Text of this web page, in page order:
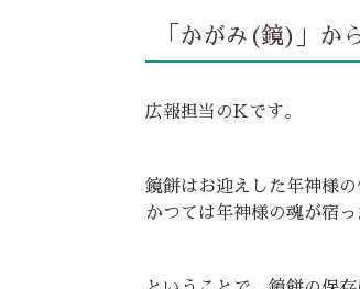
「かがみ(鏡)」か
広報担当のKです。
鏡餅はお迎えした年神様の
かつては年神様の魂が宿